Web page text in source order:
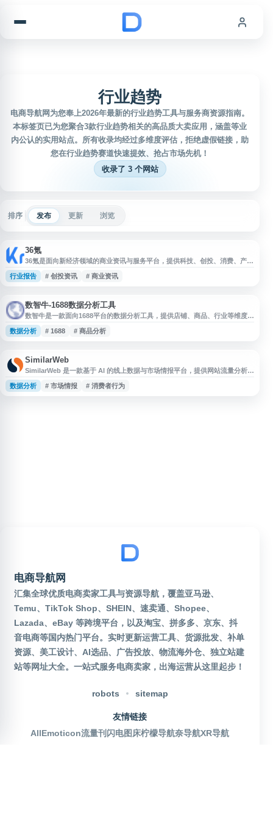
行业趋势
电商导航网为您奉上2026年最新的行业趋势工具与服务商资源指南。
本标签页已为您聚合3款行业趋势相关的高品质大卖应用，涵盖等业
内公认的实用站点。所有收录均经过多维度评估，拒绝虚假链接，助
您在行业趋势赛道快速提效、抢占市场先机！
收录了 3 个网站
排序 发布 更新 浏览
36氪
36氪是面向新经济领域的商业资讯与服务平台，提供科技、创投、消费、产
业、企业服务等方向的新闻报道、深度分析、公司动态和投融资信息。网站内
容覆盖创业公司、上市企业、资本市场与行业趋势，适合关注科技创新、商业
行业报告 # 创投资讯 # 商业资讯
数智牛-1688数据分析工具
数智牛是一款面向1688平台的数据分析工具，提供店铺、商品、行业等维度的
数据查看与分析服务，帮助用户了解市场趋势、商品表现和运营数据。网站适
合1688商家、电商运营人员及数据分析需求用户，用于辅助选品、优化经营决
数据分析 # 1688 # 商品分析
SimilarWeb
SimilarWeb 是一款基于 AI 的线上数据与市场情报平台，提供网站流量分析、
竞争对手研究、行业趋势洞察和消费者行为数据。用户可通过 SimilarWeb 了
解不同网站的访问来源、受众特征、流量变化及市场表现，辅助开展竞品分
数据分析 # 市场情报 # 消费者行为
电商导航网
汇集全球优质电商卖家工具与资源导航，覆盖亚马逊、
Temu、TikTok Shop、SHEIN、速卖通、Shopee、
Lazada、eBay 等跨境平台，以及淘宝、拼多多、京东、抖
音电商等国内热门平台。实时更新运营工具、货源批发、补单
资源、美工设计、AI选品、广告投放、物流海外仓、独立站建
站等网址大全。一站式服务电商卖家，出海运营从这里起步！
robots sitemap
友情链接
AllEmoticon流量刊 闪电图床柠檬导航奈导航XR导航